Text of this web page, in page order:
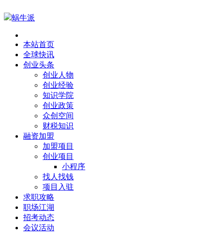
蜗牛派
本站首页
全球快讯
创业头条
创业人物
创业经验
知识学院
创业政策
众创空间
财税知识
融资加盟
加盟项目
创业项目
小程序
找人找钱
项目入驻
求职攻略
职场江湖
招考动态
会议活动